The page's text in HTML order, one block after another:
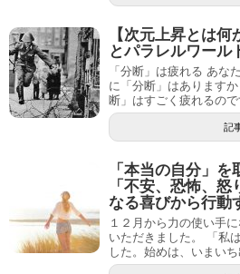
【次元上昇とは何
とパラレルワール
「分断」は疲れる あな
に「分断」はあります
断」はすごく疲れるの
記
「本当の自分」を
「不安、恐怖、
なる喜びから行動
１２月から力の使い手
いただきました。 「私
した。始めは、いまい